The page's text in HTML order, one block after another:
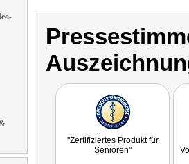
"Zertifiziertes Produkt für
Senioren"